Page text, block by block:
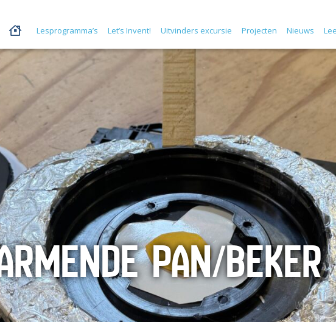
Lesprogramma’s Let’s Invent! Uitvinders excursie Projecten Nieuws
PAN/BEKER